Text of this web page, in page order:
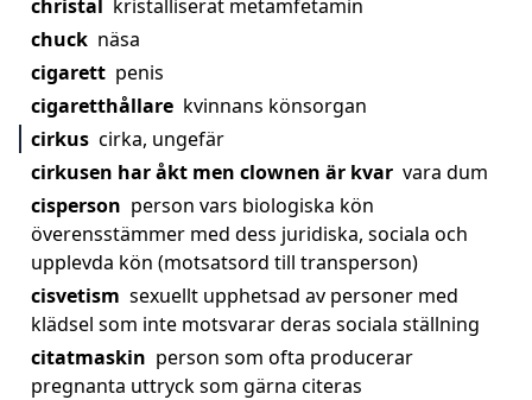
christal kristalliserat metamfetamin
chuck näsa
cigarett penis
cigaretthållare kvinnans könsorgan
cirkus cirka, ungefär
cirkusen har åkt men clownen är kvar vara dum
cisperson person vars biologiska kön
överensstämmer med dess juridiska, sociala och
upplevda kön (motsatsord till transperson)
cisvetism sexuellt upphetsad av personer med
klädsel som inte motsvarar deras sociala ställning
citatmaskin person som ofta producerar
pregnanta uttryck som gärna citeras